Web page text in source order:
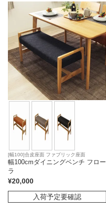
[幅100]合皮座面 ファブリック座面
幅100cmダイニングベンチ フロー
ラ
¥20,000
入荷予定要確認